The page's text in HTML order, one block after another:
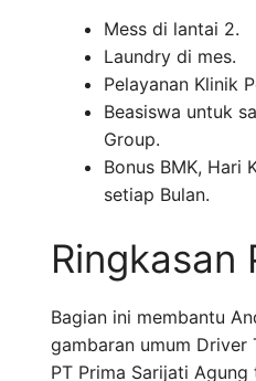
Mess di lantai 2.
Laundry di mes.
Pelayanan Klinik
Beasiswa untuk
Group.
Bonus BMK, Hari
setiap Bulan.
Ringkasan
Bagian ini membantu
gambaran umum Driver
PT Prima Sarijati